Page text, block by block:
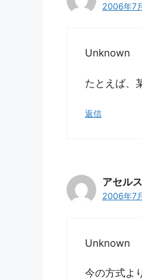
2006年7
Unknown
たとえば、
返信
アセル
2006年7
Unknown
今の方式よ